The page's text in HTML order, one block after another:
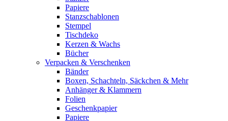
Papiere
Stanzschablonen
Stempel
Tischdeko
Kerzen & Wachs
Bücher
Verpacken & Verschenken
Bänder
Boxen, Schachteln, Säckchen & Mehr
Anhänger & Klammern
Folien
Geschenkpapier
Papiere